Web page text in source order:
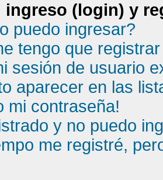
ingreso (login) y
puedo ingresar?
tengo que
sesión de usuario
aparecer en las
mi contraseña!
y no puedo
me registré,